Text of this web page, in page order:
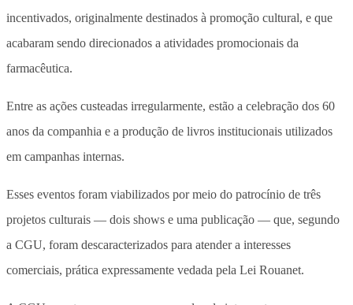
incentivados, originalmente destinados à promoção cultural, e que
acabaram sendo direcionados a atividades promocionais da
farmacêutica.
Entre as ações custeadas irregularmente, estão a celebração dos 60
anos da companhia e a produção de livros institucionais utilizados
em campanhas internas.
Esses eventos foram viabilizados por meio do patrocínio de três
projetos culturais — dois shows e uma publicação — que, segundo
a CGU, foram descaracterizados para atender a interesses
comerciais, prática expressamente vedada pela Lei Rouanet.